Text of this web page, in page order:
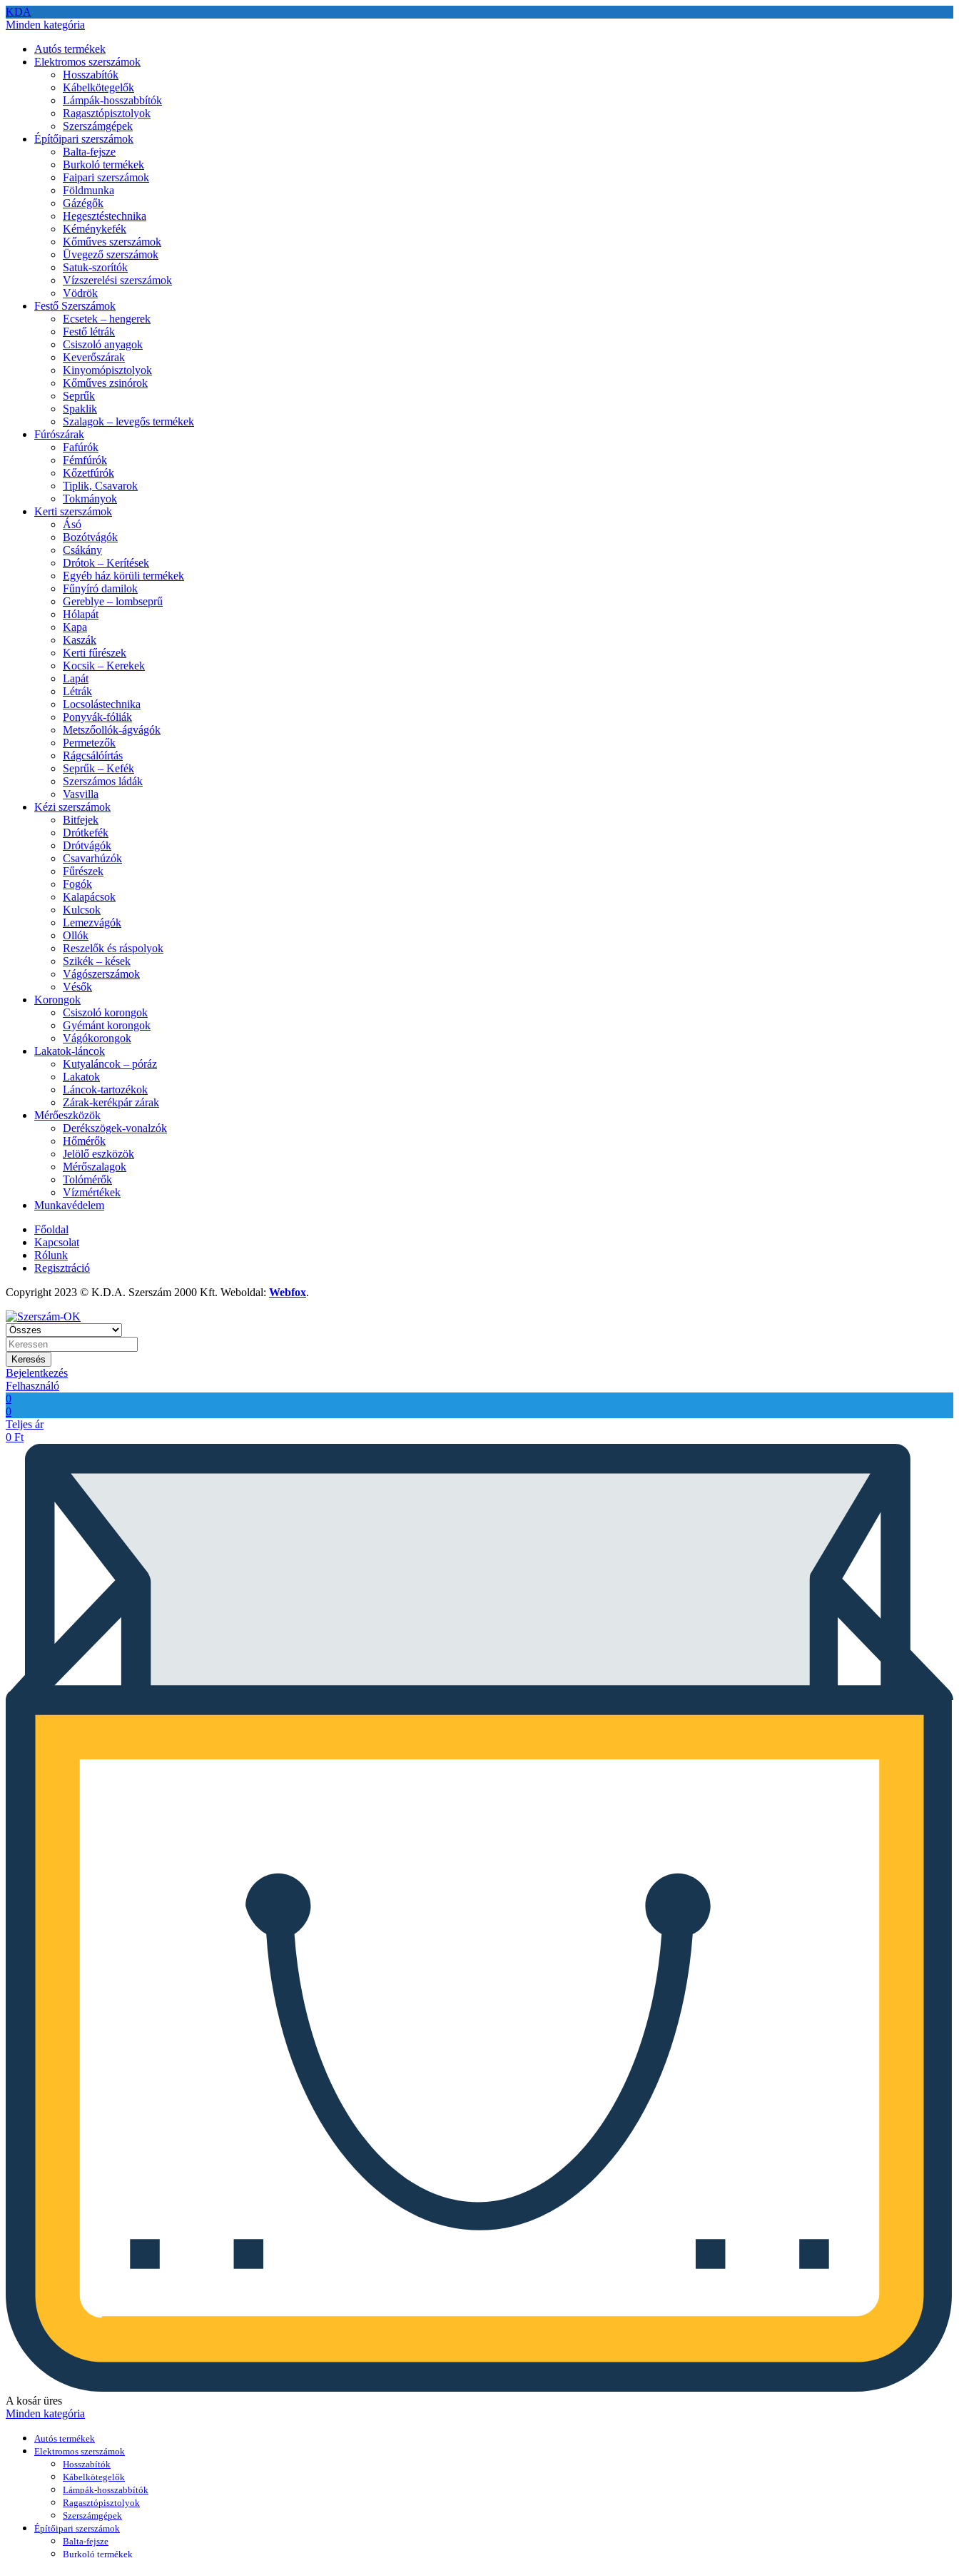
KDA
Minden kategória
Autós termékek
Elektromos szerszámok
Hosszabítók
Kábelkötegelők
Lámpák-hosszabbítók
Ragasztópisztolyok
Szerszámgépek
Építőipari szerszámok
Balta-fejsze
Burkoló termékek
Faipari szerszámok
Földmunka
Gázégők
Hegesztéstechnika
Kéménykefék
Kőműves szerszámok
Üvegező szerszámok
Satuk-szorítók
Vízszerelési szerszámok
Vödrök
Festő Szerszámok
Ecsetek – hengerek
Festő létrák
Csiszoló anyagok
Keverőszárak
Kinyomópisztolyok
Kőműves zsinórok
Seprűk
Spaklik
Szalagok – levegős termékek
Fúrószárak
Fafúrók
Fémfúrók
Kőzetfúrók
Tiplik, Csavarok
Tokmányok
Kerti szerszámok
Ásó
Bozótvágók
Csákány
Drótok – Kerítések
Egyéb ház körüli termékek
Fűnyíró damilok
Gereblye – lombseprű
Hólapát
Kapa
Kaszák
Kerti fűrészek
Kocsik – Kerekek
Lapát
Létrák
Locsolástechnika
Ponyvák-fóliák
Metszőollók-ágvágók
Permetezők
Rágcsálóírtás
Seprűk – Kefék
Szerszámos ládák
Vasvilla
Kézi szerszámok
Bitfejek
Drótkefék
Drótvágók
Csavarhúzók
Fűrészek
Fogók
Kalapácsok
Kulcsok
Lemezvágók
Ollók
Reszelők és ráspolyok
Szikék – kések
Vágószerszámok
Vésők
Korongok
Csiszoló korongok
Gyémánt korongok
Vágókorongok
Lakatok-láncok
Kutyaláncok – póráz
Lakatok
Láncok-tartozékok
Zárak-kerékpár zárak
Mérőeszközök
Derékszögek-vonalzók
Hőmérők
Jelölő eszközök
Mérőszalagok
Tolómérők
Vízmértékek
Munkavédelem
Főoldal
Kapcsolat
Rólunk
Regisztráció
Copyright 2023 © K.D.A. Szerszám 2000 Kft. Weboldal: Webfox.
Keresés
Bejelentkezés
Felhasználó
0
0
Teljes ár
0 Ft
A kosár üres
Minden kategória
Autós termékek
Elektromos szerszámok
Hosszabítók
Kábelkötegelők
Lámpák-hosszabbítók
Ragasztópisztolyok
Szerszámgépek
Építőipari szerszámok
Balta-fejsze
Burkoló termékek